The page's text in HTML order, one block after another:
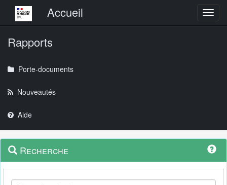
Menu principalAccueil
Rapports
Porte-documents
Nouveautés
Aide
Navigation
outils
Menu
contextuel
Recherche